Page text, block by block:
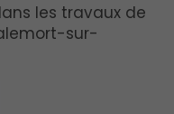
les travaux de
sur-